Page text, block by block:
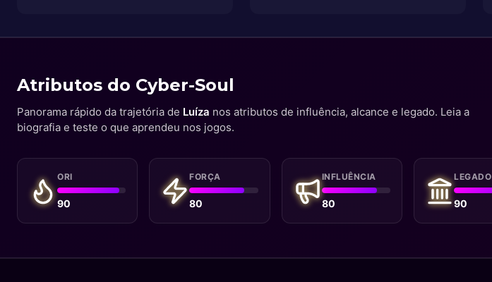
Atributos do Cyber-Soul
Panorama rápido da trajetória de Luíza nos atributos de influência, alcance e legado. Leia a
biografia e teste o que aprendeu nos jogos.
ORI
90
FORÇA
80
INFLUÊNCIA
80
LEGADO
90